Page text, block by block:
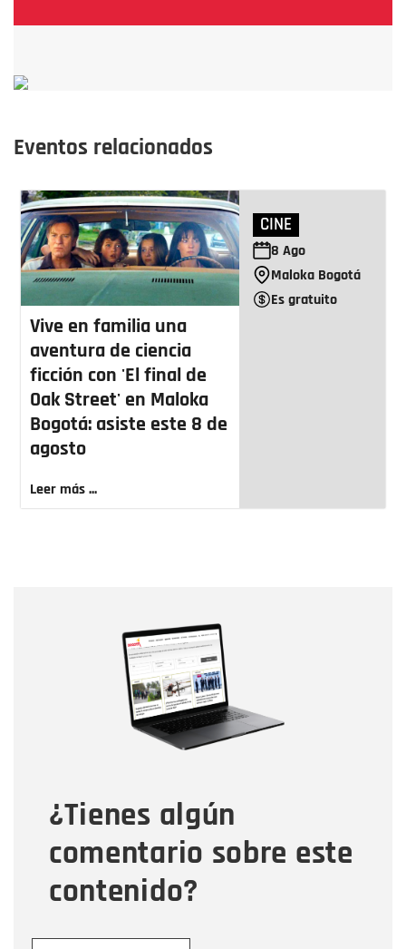
Eventos relacionados
Vive en familia una
aventura de ciencia
ficción con 'El final de
Oak Street' en Maloka
Bogotá: asiste este 8 de
agosto
Leer más ...
CINE
8 Ago
Maloka Bogotá
Es gratuito
¿Tienes algún
comentario sobre este
contenido?
Correo electrónico
Tipo de comentario
Mensaje